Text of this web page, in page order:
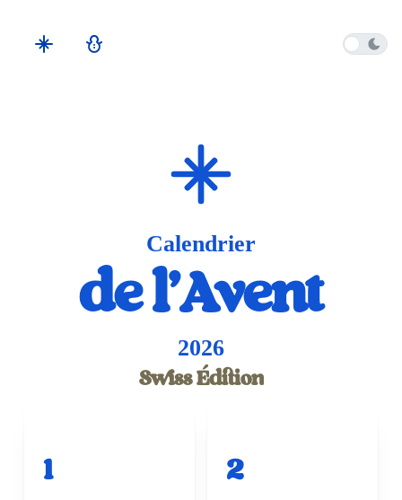
Calendrier
de l'Avent
2026
Swiss Édition
1 2